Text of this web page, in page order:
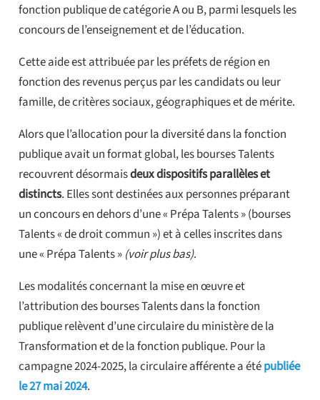
fonction publique de catégorie A ou B, parmi lesquels les
concours de l’enseignement et de l’éducation.
Cette aide est attribuée par les préfets de région en
fonction des revenus perçus par les candidats ou leur
famille, de critères sociaux, géographiques et de mérite.
Alors que l’allocation pour la diversité dans la fonction
publique avait un format global, les bourses Talents
recouvrent désormaisdeux dispositifs parallèles et
distincts. Elles sont destinées aux personnes préparant
un concours en dehors d’une « Prépa Talents » (bourses
Talents « de droit commun ») et à celles inscrites dans
une « Prépa Talents » (voir plus bas).
Les modalités concernant la mise en œuvre et
l’attribution des bourses Talents dans la fonction
publique relèvent d’une circulaire du ministère de la
Transformation et de la fonction publique. Pour la
campagne 2024-2025, la circulaire afférente a étépubliée
le 27 mai 2024.